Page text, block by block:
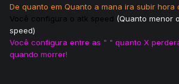
De quanto em Quanto a mana ira subir hora
Você configura o atk speed (Quanto menor
speed)
Você configura entre as " " quanto X
quando morrer!